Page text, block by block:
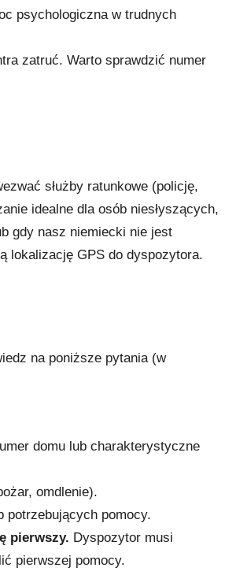
psychologiczna w trudnych
zatruć. Warto sprawdzić numer
służby ratunkowe (policję,
idealne dla osób niesłyszących,
gdy nasz niemiecki nie jest
lokalizację GPS do dyspozytora.
na poniższe pytania (w
domu lub charakterystyczne
omdlenie).
potrzebujących pomocy.
pierwszy. Dyspozytor musi
pierwszej pomocy.